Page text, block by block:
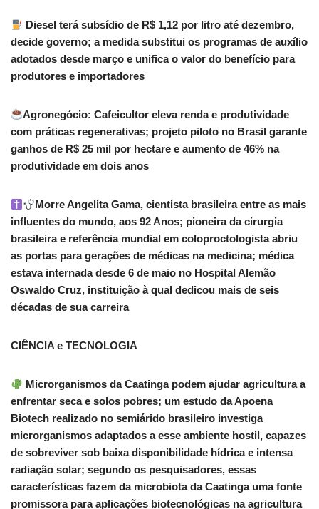
Diesel terá subsídio de R$ 1,12 por litro até dezembro,
decide governo; a medida substitui os programas de auxílio
adotados desde março e unifica o valor do benefício para
produtores e importadores
Agronegócio: Cafeicultor eleva renda e produtividade
com práticas regenerativas; projeto piloto no Brasil garante
ganhos de R$ 25 mil por hectare e aumento de 46% na
produtividade em dois anos
Morre Angelita Gama, cientista brasileira entre as mais
influentes do mundo, aos 92 Anos; pioneira da cirurgia
brasileira e referência mundial em coloproctologista abriu
as portas para gerações de médicas na medicina; médica
estava internada desde 6 de maio no Hospital Alemão
Oswaldo Cruz, instituição à qual dedicou mais de seis
décadas de sua carreira
CIÊNCIA e TECNOLOGIA
Microrganismos da Caatinga podem ajudar agricultura a
enfrentar seca e solos pobres; um estudo da Apoena
Biotech realizado no semiárido brasileiro investiga
microrganismos adaptados a esse ambiente hostil, capazes
de sobreviver sob baixa disponibilidade hídrica e intensa
radiação solar; segundo os pesquisadores, essas
características fazem da microbiota da Caatinga uma fonte
promissora para aplicações biotecnológicas na agricultura